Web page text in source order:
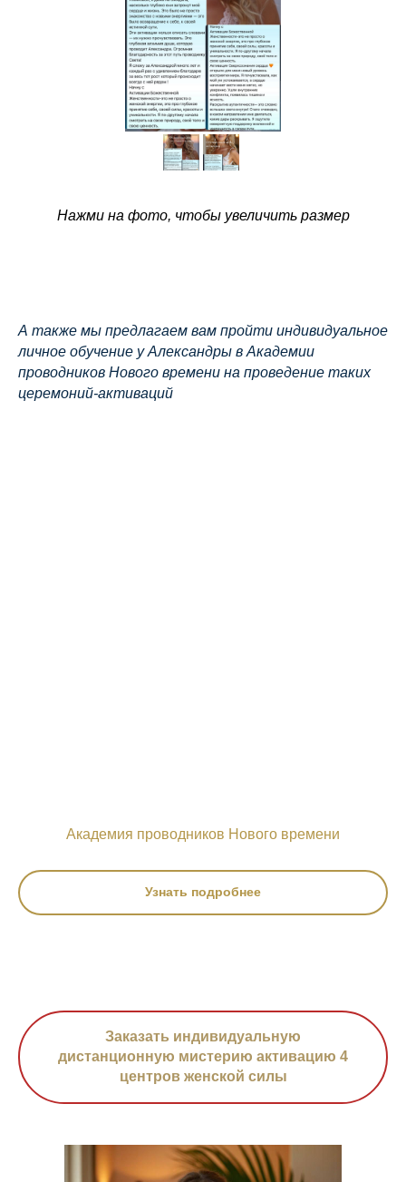
Нажми на фото, чтобы увеличить размер
А также мы предлагаем вам пройти индивидуальное
личное обучение у Александры в Академии
проводников Нового времени на проведение таких
церемоний-активаций
Академия проводников Нового времени
Узнать подробнее
Заказать индивидуальную
дистанционную мистерию активацию 4
центров женской силы